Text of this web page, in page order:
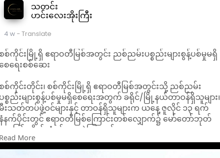
သတင်း
ဟင်းလေးအိုးကြီး
4 w- Translate
စ်ကိုင်းမြို့ရှိ ဧရာဝတီမြစ်အတွင်း ညစ်ညမ်းပစ္စည်းများစွန့်ပစ်မှုမရှိ
ေရေးစစ်ဆေး
စ်ကိုင်းတိုင်း၊ စစ်ကိုင်းမြို့ရှိ ဧရာဝတီမြစ်အတွင်းသို့ ညစ်ညမ်း
စ္စည်းများစွန့်ပစ်မှုမရှိစေရေးအတွက် ခရိုင်/မြို့နယ်တာဝန်ရှိသူများ၊
းသတ်တပ်ဖွဲ့ဝင်များနှင့် တာဝန်ရှိသူများက ယနေ့ ဇူလိုင် ၁၃ ရက်
နက်ပိုင်းတွင် ဧရာဝတီမြစ်ကြောင်းတစ်လျှောက်၌ မော်တော်ဘုတ်
ျားဖြင့် လိုက်လံစစ်ဆေးခဲ့ကြသည်။
န့်စင်ခန်းများဆောက်လုပ်၍ ဧရာဝတီမြစ်အတွင်း အညစ်အကြေး
ျား၊ အမှိုက်သရိုက်များနှင့် ညစ်ညမ်းစေသည့်ပစ္စည်းများစွန့်ပစ်မှုမ
More